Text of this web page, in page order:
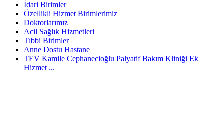
İdari Birimler
Özellikli Hizmet Birimlerimiz
Doktorlarımız
Acil Sağlık Hizmetleri
Tıbbi Birimler
Anne Dostu Hastane
TEV Kamile Cephanecioğlu Palyatif Bakım Kliniği Ek
Hizmet ...